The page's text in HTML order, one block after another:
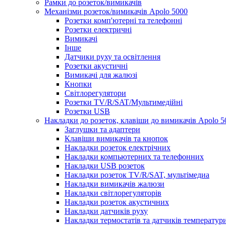
Рамки до розеток/вимикачів
Механізми розеток/вимикачів Apolo 5000
Розетки комп'ютерні та телефонні
Розетки електричні
Вимикачі
Інше
Датчики руху та освітлення
Розетки акустичні
Вимикачі для жалюзі
Кнопки
Світлорегулятори
Розетки TV/R/SAT/Мультимедійні
Розетки USB
Накладки до розеток, клавіши до вимикачів Apolo
Заглушки та адаптери
Клавіши вимикачів та кнопок
Накладки розеток електрічних
Накладки компьютерних та телефонних
Накладки USB розеток
Накладки розеток TV/R/SAT, мультімедиа
Накладки вимикачів жалюзи
Накладки світлорегуляторів
Накладки розеток акустичних
Накладки датчиків руху
Накладки термостатів та датчиків